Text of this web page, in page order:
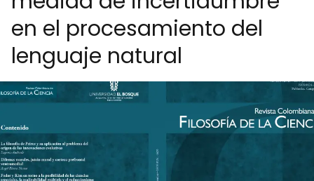
en el procesamiento del
lenguaje natural